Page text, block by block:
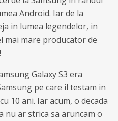
Android. Iar de la
in lumea legendelor, in
mai mare producator de
Galaxy S3 era
pe care il testam in
10 ani. Iar acum, o decada
nu ar strica sa aruncam o